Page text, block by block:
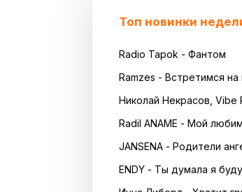
Топ новинки
Radio Tapok - Фантом
JANSENA - Родители
ENDY - Ты думала я